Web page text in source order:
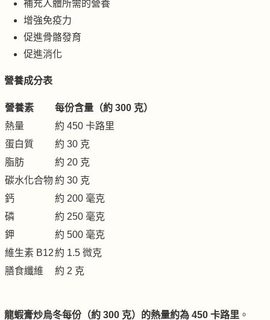
補充人體所需的營養
增強免疫力
促進骨骼發育
促進消化
營養成分表
營養素
每份含量（約 300 克）
熱量
約 450 卡路里
蛋白質
約 30 克
脂肪
約 20 克
碳水化合物約 30 克
鈣
約 200 毫克
磷
約 250 毫克
鉀
約 500 毫克
維生素 B12約 1.5 微克
膳食纖維
約 2 克
龍蝦膏炒烏冬每份（約 300 克）的熱量約為 450 卡路里 。